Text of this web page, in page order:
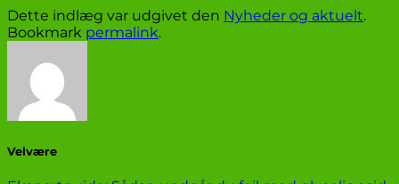
Dette indlæg var udgivet den Nyheder og aktuelt.
Bookmark permalink.
Velvære